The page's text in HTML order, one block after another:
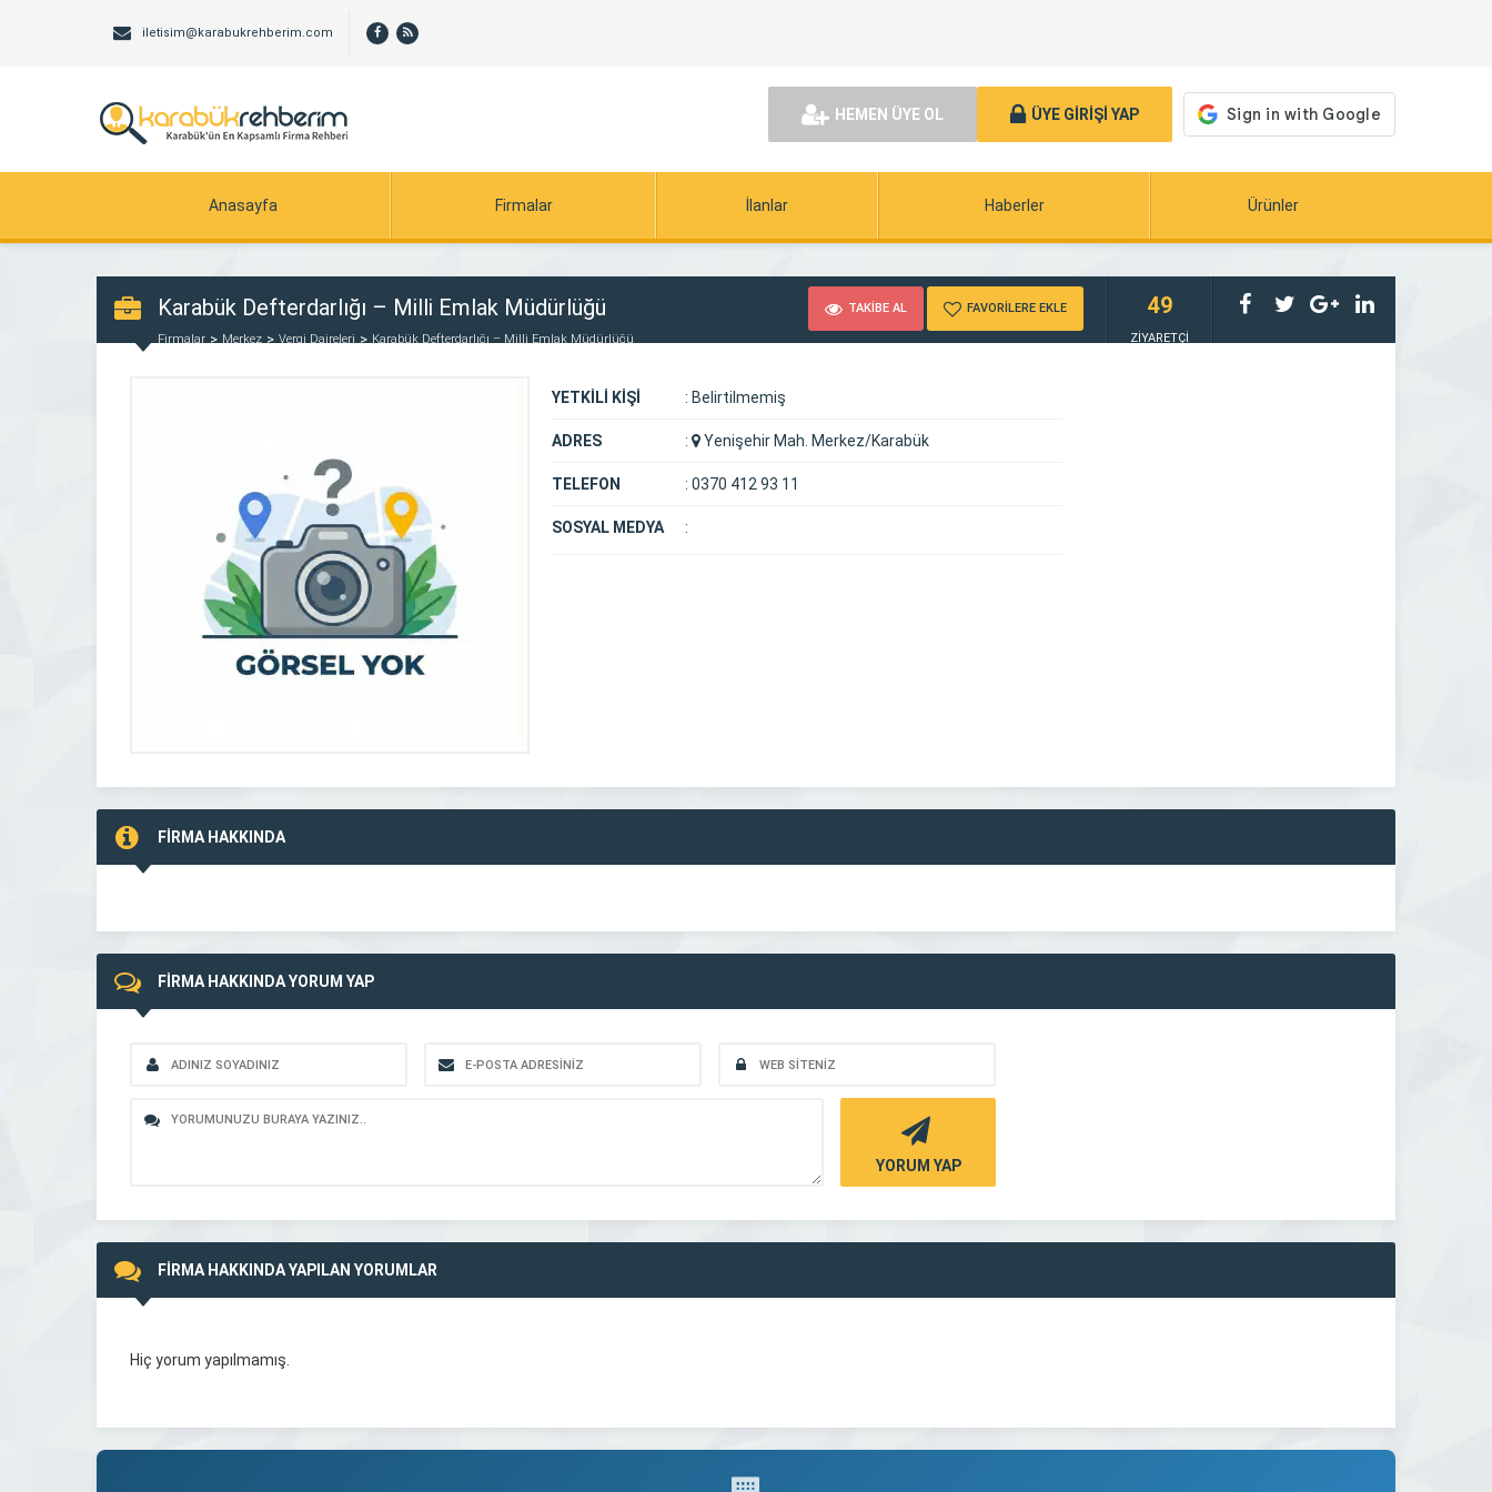
iletisim@karabukrehberim.com
HEMEN ÜYE OL ÜYE GİRİŞİ YAP
Anasayfa Firmalar İlanlar Haberler Ürünler
Karabük Defterdarlığı – Milli Emlak Müdürlüğü
Firmalar Merkez Vergi Daireleri Karabük Defterdarlığı – Milli Emlak Müdürlüğü
TAKİBE AL FAVORİLERE EKLE 49
ZİYARETÇİ
YETKİLİ KİŞİ : Belirtilmemiş
ADRES : Yenişehir Mah. Merkez/Karabük
TELEFON : 0370 412 93 11
SOSYAL MEDYA :
FİRMA HAKKINDA
FİRMA HAKKINDA YORUM YAP
YORUM YAP
FİRMA HAKKINDA YAPILAN YORUMLAR
Hiç yorum yapılmamış.